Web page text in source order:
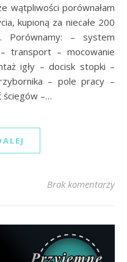
wątpliwości porównałam
kupioną za niecałe 200
Porównamy: – system
transport – mocowanie
igły – docisk stopki –
– pole pracy –
ściegów –…
Brak komentarzy